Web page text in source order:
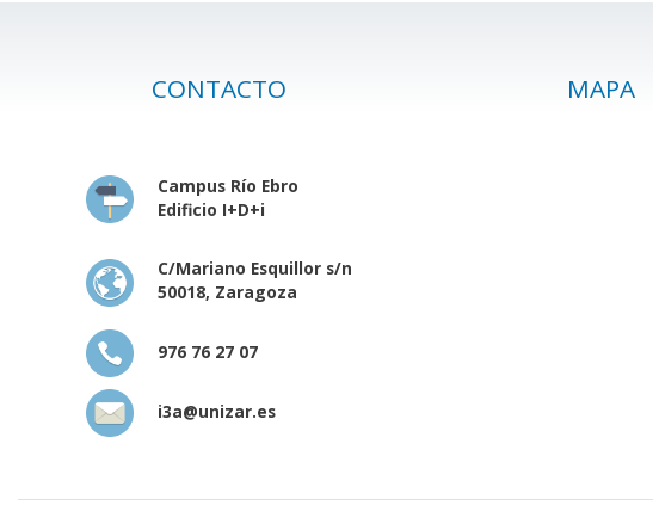
CONTACTO
Campus Río Ebro
Edificio I+D+i
C/Mariano Esquillor s/n
50018, Zaragoza
976 76 27 07
i3a@unizar.es
MAPA